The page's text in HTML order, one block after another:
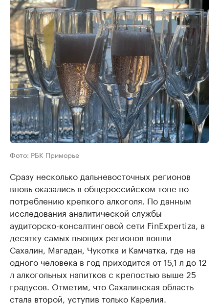
Фото: РБК Приморье
Сразу несколько дальневосточных регионов
вновь оказались в общероссийском топе по
потреблению крепкого алкоголя. По данным
исследования аналитической службы
аудиторско-консалтинговой сети FinExpertiza, в
десятку самых пьющих регионов вошли
Сахалин, Магадан, Чукотка и Камчатка, где на
одного человека в год приходится от 15,1 л до 12
л алкогольных напитков с крепостью выше 25
градусов. Отметим, что Сахалинская область
стала второй, уступив только Карелия.